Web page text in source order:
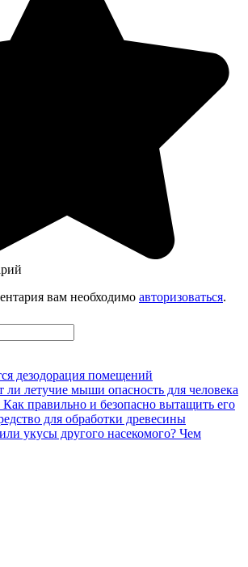
вам необходимо авторизоваться.
дезодорация помещений
ли летучие мыши опасность для человека
правильно и безопасно вытащить его
для обработки древесины
укусы другого насекомого? Чем